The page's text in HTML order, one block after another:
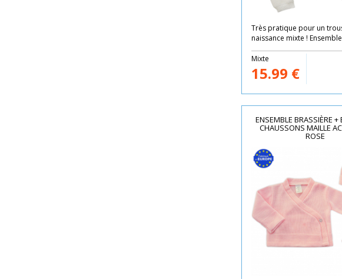
Très pratique pour un
naissance mixte !
Mixte
15.99 €
ENSEMBLE BRASSIÈRE +
CHAUSSONS MAILLE
ROSE